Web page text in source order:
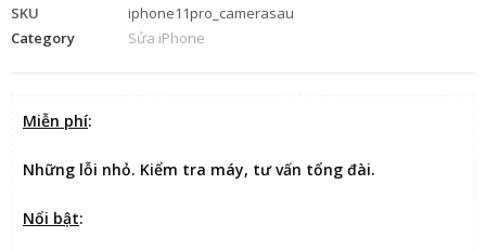
SKU
iphone11pro_camerasau
Category
Sửa iPhone
Miễn phí:
Những lỗi nhỏ. Kiểm tra máy, tư vấn tổng đài.
Nổi bật: